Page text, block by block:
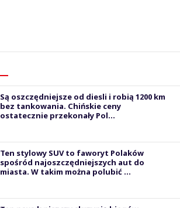
Są oszczędniejsze od diesli i robią 1200 km
bez tankowania. Chińskie ceny
ostatecznie przekonały Pol...
Ten stylowy SUV to faworyt Polaków
spośród najoszczędniejszych aut do
miasta. W takim można polubić ...